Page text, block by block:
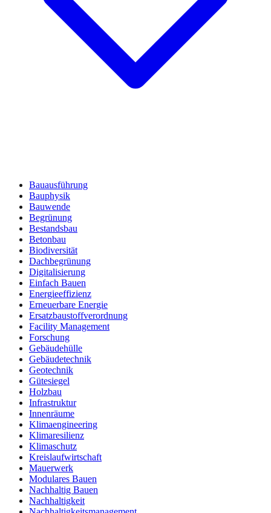
Bauausführung
Bauphysik
Bauwende
Begrünung
Bestandsbau
Betonbau
Biodiversität
Dachbegrünung
Digitalisierung
Einfach Bauen
Energieeffizienz
Erneuerbare Energie
Ersatzbaustoffverordnung
Facility Management
Forschung
Gebäudehülle
Gebäudetechnik
Geotechnik
Gütesiegel
Holzbau
Infrastruktur
Innenräume
Klimaengineering
Klimaresilienz
Klimaschutz
Kreislaufwirtschaft
Mauerwerk
Modulares Bauen
Nachhaltig Bauen
Nachhaltigkeit